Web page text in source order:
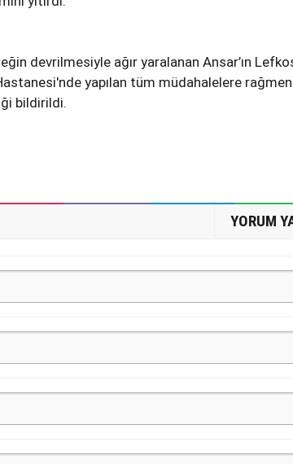
devrilmesiyle ağır yaralanan Ansar’ın
yapılan tüm müdahalelere rağmen
bildirildi.
YORUM